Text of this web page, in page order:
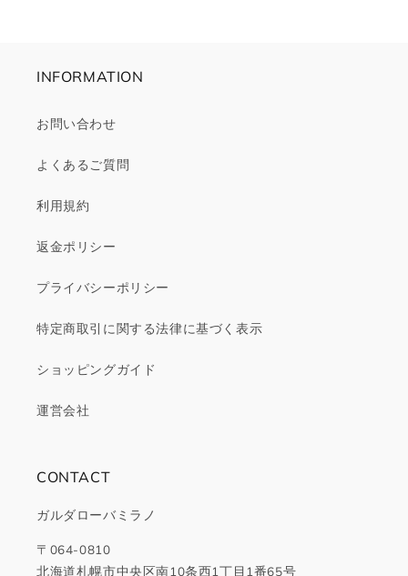
INFORMATION
お問い合わせ
よくあるご質問
利用規約
返金ポリシー
プライバシーポリシー
特定商取引に関する法律に基づく表示
ショッピングガイド
運営会社
CONTACT
ガルダローバミラノ
〒064-0810
北海道札幌市中央区南10条西1丁目1番65号